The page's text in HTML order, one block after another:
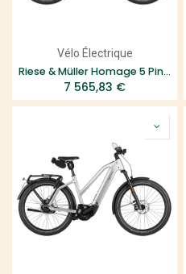
Vélo Électrique
Riese & Müller Homage 5 Pinion HS
7 565,83 €